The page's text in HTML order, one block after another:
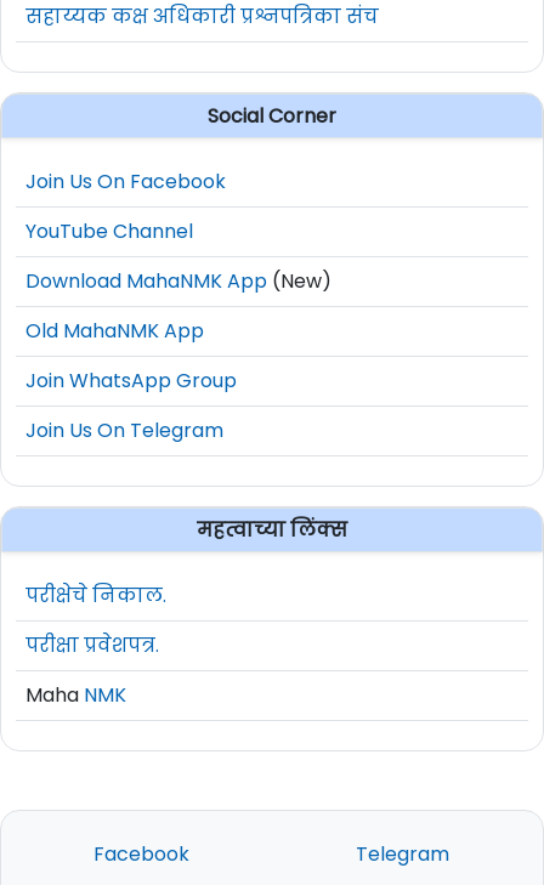
सहाय्यक कक्ष अधिकारी प्रश्नपत्रिका संच
Social Corner
Join Us On Facebook
YouTube Channel
Download MahaNMK App (New)
Old MahaNMK App
Join WhatsApp Group
Join Us On Telegram
महत्वाच्या लिंक्स
परीक्षेचे निकाल.
परीक्षा प्रवेशपत्र.
Maha NMK
Facebook Telegram